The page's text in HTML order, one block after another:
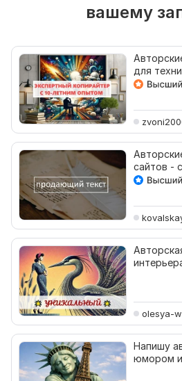
вашему
для
сайтов -
olesya-
Напишу
юмором